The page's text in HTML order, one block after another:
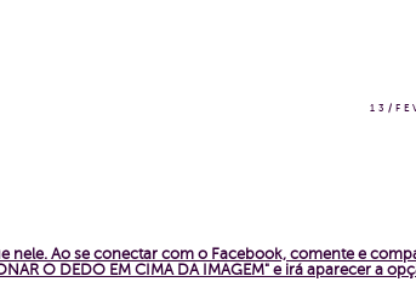
13/
nele. Ao se conectar com o Facebook, comente e
O DEDO EM CIMA DA IMAGEM" e irá aparecer a